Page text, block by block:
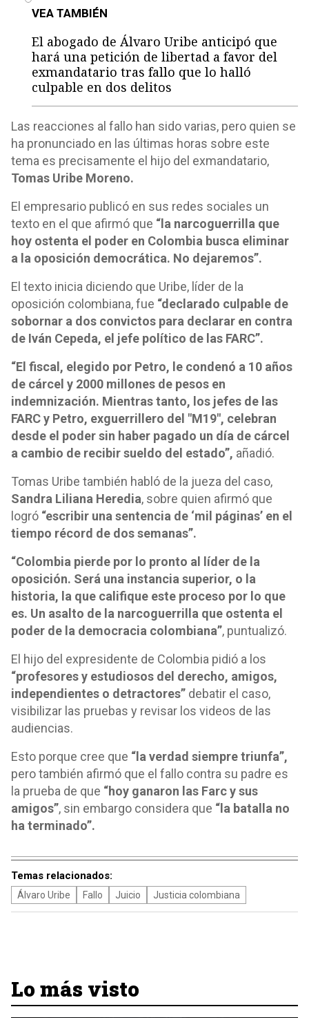
VEA TAMBIÉN
El abogado de Álvaro Uribe anticipó que
hará una petición de libertad a favor del
exmandatario tras fallo que lo halló
culpable en dos delitos
Las reacciones al fallo han sido varias, pero quien se
ha pronunciado en las últimas horas sobre este
tema es precisamente el hijo del exmandatario,
Tomas Uribe Moreno.
El empresario publicó en sus redes sociales un
texto en el que afirmó que “la narcoguerrilla que
hoy ostenta el poder en Colombia busca eliminar
a la oposición democrática. No dejaremos”.
El texto inicia diciendo que Uribe, líder de la
oposición colombiana, fue “declarado culpable de
sobornar a dos convictos para declarar en contra
de Iván Cepeda, el jefe político de las FARC”.
“El fiscal, elegido por Petro, le condenó a 10 años
de cárcel y 2000 millones de pesos en
indemnización. Mientras tanto, los jefes de las
FARC y Petro, exguerrillero del "M19", celebran
desde el poder sin haber pagado un día de cárcel
a cambio de recibir sueldo del estado”, añadió.
Tomas Uribe también habló de la jueza del caso,
Sandra Liliana Heredia, sobre quien afirmó que
logró “escribir una sentencia de ‘mil páginas’ en el
tiempo récord de dos semanas”.
“Colombia pierde por lo pronto al líder de la
oposición. Será una instancia superior, o la
historia, la que califique este proceso por lo que
es. Un asalto de la narcoguerrilla que ostenta el
poder de la democracia colombiana”, puntualizó.
El hijo del expresidente de Colombia pidió a los
“profesores y estudiosos del derecho, amigos,
independientes o detractores” debatir el caso,
visibilizar las pruebas y revisar los videos de las
audiencias.
Esto porque cree que “la verdad siempre triunfa”,
pero también afirmó que el fallo contra su padre es
la prueba de que “hoy ganaron las Farc y sus
amigos”, sin embargo considera que “la batalla no
ha terminado”.
Temas relacionados:
Álvaro Uribe Fallo Juicio Justicia colombiana
Lo más visto